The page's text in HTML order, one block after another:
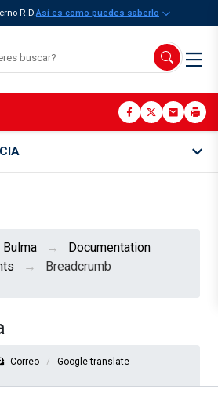
R.D.Así es como puedes saberlo
Bulma
Documentation
Breadcrumb
Correo Google translate